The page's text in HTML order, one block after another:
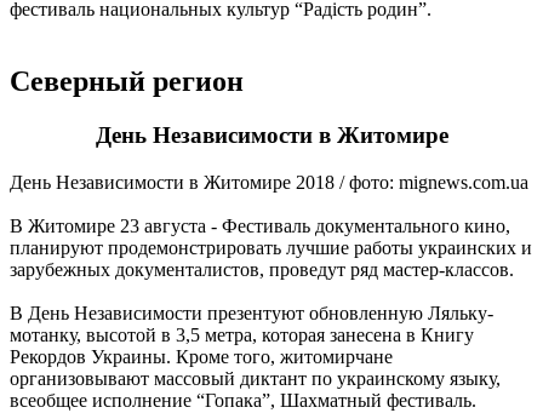
фестиваль национальных культур “Радість родин”.
Северный регион
День Независимости в Житомире
День Независимости в Житомире 2018 / фото: mignews.com.ua
В Житомире 23 августа - Фестиваль документального кино,
планируют продемонстрировать лучшие работы украинских и
зарубежных документалистов, проведут ряд мастер-классов.
В День Независимости презентуют обновленную Ляльку-
мотанку, высотой в 3,5 метра, которая занесена в Книгу
Рекордов Украины. Кроме того, житомирчане
организовывают массовый диктант по украинскому языку,
всеобщее исполнение “Гопака”, Шахматный фестиваль.